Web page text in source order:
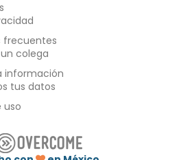
frecuentes
colega
información
tus datos
uso